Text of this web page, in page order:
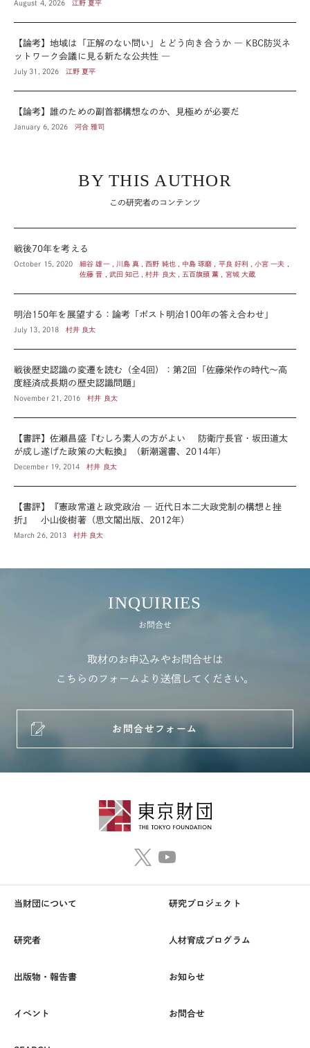
August 4, 2026 江野 夏平
【論考】地域は「正解のない問い」とどう向き合うか ― KBC防災ネ
ットワーク会議に見る新たな公共性 ―
July 31, 2026 江野 夏平
【論考】誰のための副首都構想なのか、見極めが必要だ
January 6, 2026 河合 雅司
BY THIS AUTHOR
この研究者のコンテンツ
戦後70年を考える
October 15, 2020
細谷 雄一 , 川島 真 , 西野 純也 , 中島 琢磨 , 平良 好利 , 小宮 一夫 ,
佐藤 晋 , 武田 知己 , 村井 良太 , 五百旗頭 薫 , 宮城 大蔵
明治150年を展望する：論考「ポスト明治100年の答え合わせ」
July 13, 2018 村井 良太
戦後歴史認識の変遷を読む（全4回）：第2回「佐藤栄作の時代～高
度経済成長期の歴史認識問題」
November 21, 2016 村井 良太
【書評】佐瀬昌盛『むしろ素人の方がよい 防衛庁長官・坂田道太
が成し遂げた政策の大転換』（新潮選書、2014年）
December 19, 2014 村井 良太
【書評】『憲政常道と政党政治 ― 近代日本二大政党制の構想と挫
折』 小山俊樹著（思文閣出版、2012年）
March 26, 2013 村井 良太
INQUIRIES
お問合せ
取材のお申込みやお問合せは
こちらのフォームより送信してください。
お問合せフォーム
当財団について 研究プロジェクト
研究者 人材育成プログラム
出版物・報告書 お知らせ
イベント お問合せ